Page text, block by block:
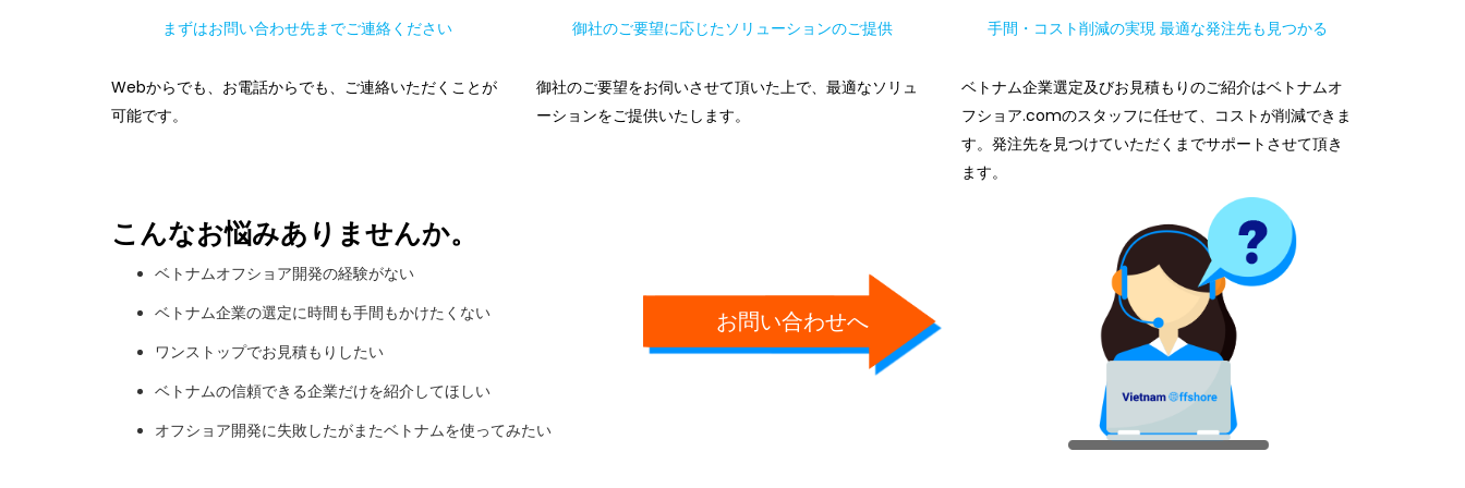
まずはお問い合わせ先までご連絡ください
Webからでも、お電話からでも、ご連絡いただくことが
可能です。
御社のご要望に応じたソリューションのご提供
御社のご要望をお伺いさせて頂いた上で、最適なソリュ
ーションをご提供いたします。
手間・コスト削減の実現 最適な発注先も見つかる
ベトナム企業選定及びお見積もりのご紹介はベトナムオ
フショア.comのスタッフに任せて、コストが削減できま
す。発注先を見つけていただくまでサポートさせて頂き
ます。
こんなお悩みありませんか。
ベトナムオフショア開発の経験がない
ベトナム企業の選定に時間も手間もかけたくない
ワンストップでお見積もりしたい
ベトナムの信頼できる企業だけを紹介してほしい
オフショア開発に失敗したがまたベトナムを使ってみたい
お問い合わせへ